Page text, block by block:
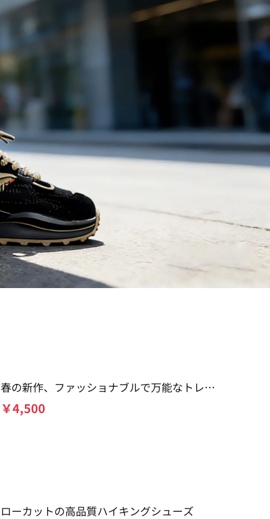
春の新作、ファッショナブルで万能なトレン
ドカジュアルシューズ
￥4,500
ローカットの高品質ハイキングシューズ